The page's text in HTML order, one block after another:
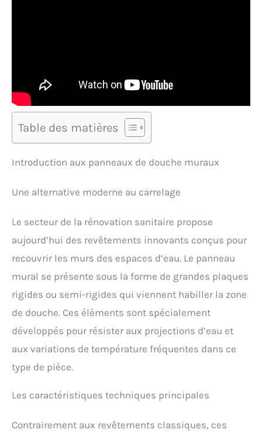
Table des matières
Introduction aux panneaux de douche muraux
Une alternative moderne au carrelage
Le secteur de la rénovation sanitaire propose
aujourd’hui des revêtements innovants conçus pour
recouvrir les murs des espaces d’eau. Le panneau
mural se présente sous la forme de grandes plaques
rigides ou semi-rigides qui viennent habiller la zone
de douche. Ces éléments sont spécialement
développés pour résister aux projections d’eau et
aux variations de température fréquentes dans ce
type de pièce.
Les caractéristiques techniques principales
Contrairement aux revêtements classiques, ces